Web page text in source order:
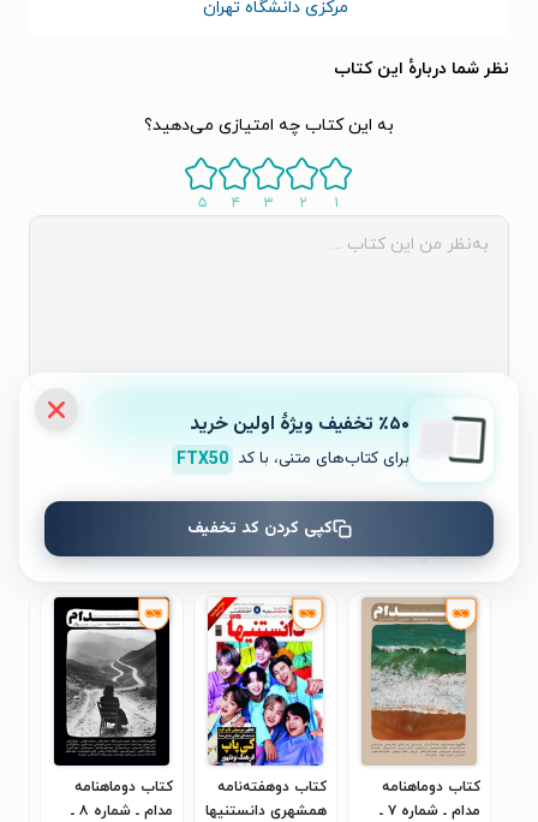
مرکزی دانشگاه تهران
نظر شما دربارهٔ این کتاب
به این کتاب چه امتیازی می‌دهید؟
۱ ۲ ۳ ۴ ۵
ثبت نظر
کتاب‌های مشابه
کتاب دوماهنامه
مدام ـ شماره ۷ ـ
کتاب دوهفته‌نامه
همشهری دانستنیها
کتاب دوماهنامه
مدام ـ شماره ۸ ـ
٪۵۰ تخفیف ویژۀ اولین خرید
برای کتاب‌های متنی، با کد FTX50
کپی کردن کد تخفیف